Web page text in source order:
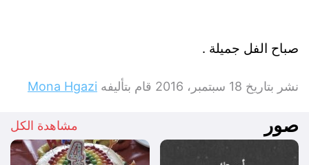
صباح الفل جميلة .
نشر بتاريخ 18 سبتمبر، 2016 قام بتأليفه Mona Hgazi
صور مشاهدة الكل